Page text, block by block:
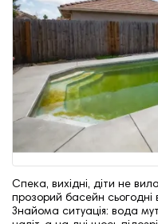
Спека, вихідні, діти не
прозорий басейн сьогодні
Знайома ситуація: вода